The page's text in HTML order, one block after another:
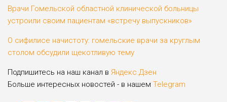
Врачи Гомельской областной клинической больницы
устроили своим пациентам «встречу выпускников»
О сифилисе начистоту: гомельские врачи за круглым
столом обсудили щекотливую тему
Подпишитесь на наш канал в Яндекс.Дзен
Больше интересных новостей - в нашем Telegram